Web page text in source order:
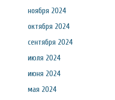
ноября 2024
октября 2024
сентября 2024
июля 2024
июня 2024
мая 2024